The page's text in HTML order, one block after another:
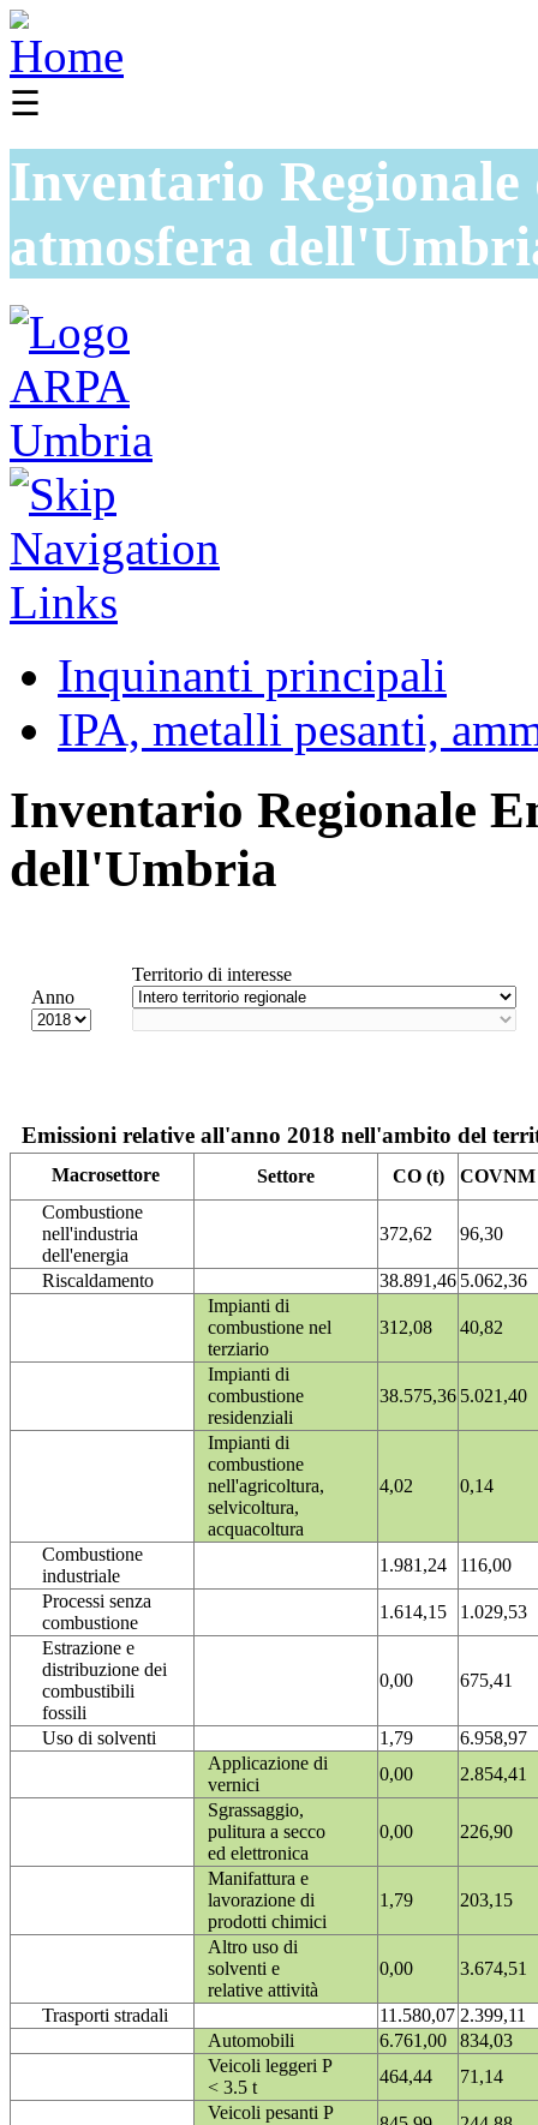
☰
Inventario
atmosfera
Inquinanti principali
IPA, metalli pesanti,
Inventario Regionale
dell'Umbria
Anno
Territorio di interesse
Emissioni relative all'anno 2018 nell'ambito del
Macrosettore Settore CO (t)
COVNM
Combustione
nell'industria
dell'energia
372,62 96,30
Riscaldamento 38.891,46 5.062,36
Impianti di
combustione nel
terziario
312,08 40,82
Impianti di
combustione
residenziali
38.575,36 5.021,40
Impianti di
combustione
nell'agricoltura,
selvicoltura,
acquacoltura
4,02 0,14
Combustione
industriale
1.981,24
116,00
Processi senza
combustione
1.614,15
1.029,53
Estrazione e
distribuzione dei
combustibili
fossili
0,00 675,41
Uso di solventi 1,79
6.958,97
Applicazione di
vernici
0,00
2.854,41
Sgrassaggio,
pulitura a secco
ed elettronica
0,00 226,90
Manifattura e
lavorazione di
prodotti chimici
1,79 203,15
Altro uso di
solventi e
relative attività
0,00 3.674,51
Trasporti stradali 11.580,07 2.399,11
Automobili
6.761,00
834,03
Veicoli leggeri P
< 3.5 t
464,44
71,14
Veicoli pesanti P